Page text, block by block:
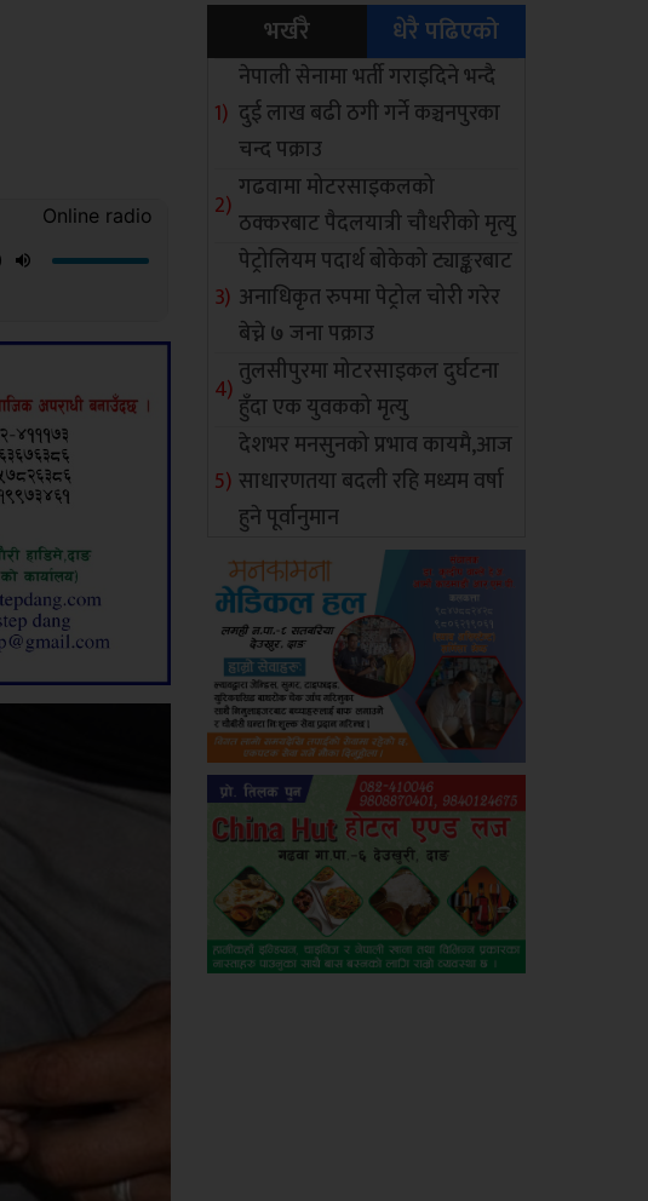
भर्खरै धेरै पढिएको
नेपाली सेनामा भर्ती गराइदिने भन्दै
दुई लाख बढी ठगी गर्ने कञ्चनपुरका
चन्द पक्राउ
गढवामा मोटरसाइकलको
ठक्करबाट पैदलयात्री चौधरीको मृत्यु
पेट्रोलियम पदार्थ बोकेको ट्याङ्करबाट
अनाधिकृत रुपमा पेट्रोल चोरी गरेर
बेच्ने ७ जना पक्राउ
तुलसीपुरमा मोटरसाइकल दुर्घटना
हुँदा एक युवकको मृत्यु
देशभर मनसुनको प्रभाव कायमै,आज
साधारणतया बदली रहि मध्यम वर्षा
हुने पूर्वानुमान